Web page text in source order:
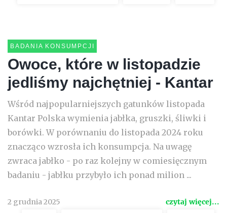
BADANIA KONSUMPCJI
Owoce, które w listopadzie
jedliśmy najchętniej - Kantar
Wśród najpopularniejszych gatunków listopada
Kantar Polska wymienia jabłka, gruszki, śliwki i
borówki. W porównaniu do listopada 2024 roku
znacząco wzrosła ich konsumpcja. Na uwagę
zwraca jabłko - po raz kolejny w comiesięcznym
badaniu - jabłku przybyło ich ponad milion ...
2 grudnia 2025 czytaj więcej...